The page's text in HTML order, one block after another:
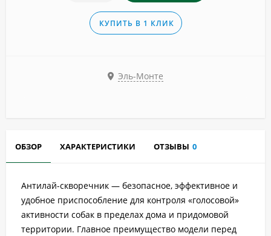
КУПИТЬ В 1 КЛИК
Эль-Монте
ОБЗОР ХАРАКТЕРИСТИКИ ОТЗЫВЫ 0
Антилай-скворечник — безопасное, эффективное и
удобное приспособление для контроля «голосовой»
активности собак в пределах дома и придомовой
территории. Главное преимущество модели перед